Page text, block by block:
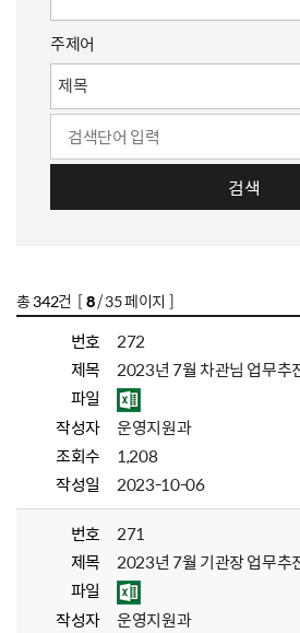
주제어
검색
총342건 [8/ 35 페이지 ]
번호
272
제목
2023년 7월 차관님 업무추
파일
작성자
운영지원과
조회수
1,208
작성일
2023-10-06
번호
271
제목
2023년 7월 기관장 업무추
파일
작성자
운영지원과